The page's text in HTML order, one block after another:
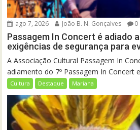
ago 7, 2026 João B. N. Gonçalves 0
Passagem In Concert é adiado
exigências de segurança para
A Associação Cultural Passagem In
adiamento do 7º Passagem In Concert
Cultura Destaque Mariana